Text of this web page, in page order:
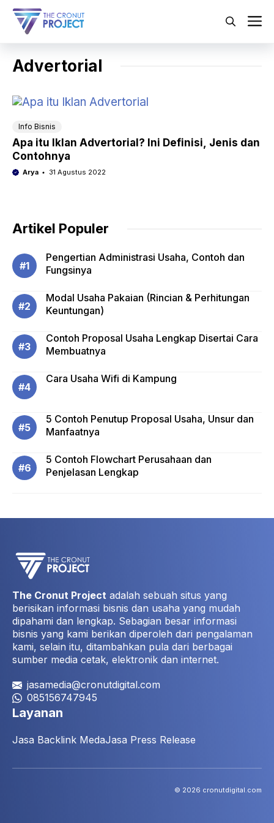
Langsung
Advertorial
Info Bisnis
Apa itu Iklan Advertorial? Ini Definisi, Jenis dan
Contohnya
Arya 31 Agustus 2022
Artikel Populer
Pengertian Administrasi Usaha, Contoh dan
Fungsinya
Modal Usaha Pakaian (Rincian & Perhitungan
Keuntungan)
Contoh Proposal Usaha Lengkap Disertai Cara
Membuatnya
Cara Usaha Wifi di Kampung
5 Contoh Penutup Proposal Usaha, Unsur dan
Manfaatnya
5 Contoh Flowchart Perusahaan dan
Penjelasan Lengkap
The Cronut Project adalah sebuah situs yang
berisikan informasi bisnis dan usaha yang mudah
dipahami dan lengkap. Sebagian besar informasi
bisnis yang kami berikan diperoleh dari pengalaman
kami, selain itu, ditambahkan pula dari berbagai
sumber media cetak, elektronik dan internet.
jasamedia@cronutdigital.com
085156747945
Layanan
Jasa Backlink MedaJasa Press Release
© 2026 cronutdigital.com